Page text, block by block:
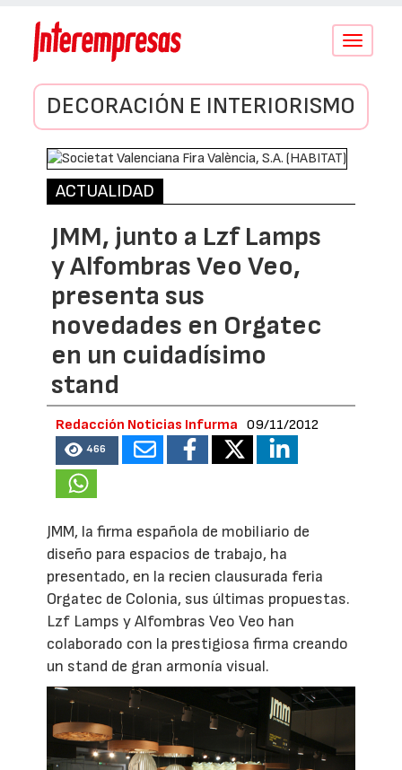
Conmutar
DECORACIÓN E INTERIORISMO
ACTUALIDAD
JMM, junto a Lzf Lamps
y Alfombras Veo Veo,
presenta sus
novedades en Orgatec
en un cuidadísimo
stand
Redacción Noticias Infurma 09/11/2012
466
JMM, la firma española de mobiliario de
diseño para espacios de trabajo, ha
presentado, en la recien clausurada feria
Orgatec de Colonia, sus últimas propuestas.
Lzf Lamps y Alfombras Veo Veo han
colaborado con la prestigiosa firma creando
un stand de gran armonía visual.